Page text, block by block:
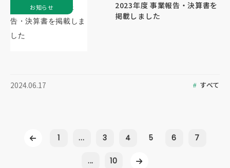
2023年度 事業報告・決算書を
掲載しました
2024.06.17 すべて
お知らせ
1 ... 3 4 5 6 7
... 10